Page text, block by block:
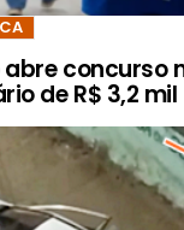
concurso
de R$ 3,2 mil